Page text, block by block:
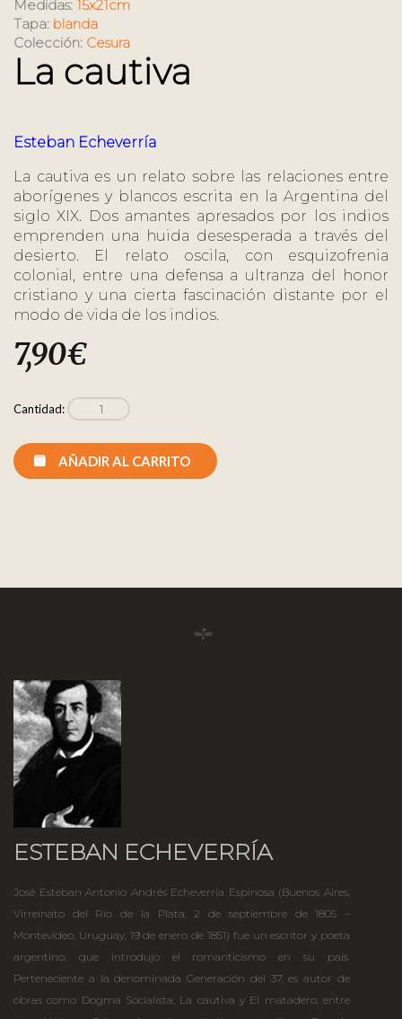
Medidas: 15x21cm
Tapa: blanda
Colección: Cesura
La cautiva
Esteban Echeverría
La cautiva es un relato sobre las relaciones entre
aborígenes y blancos escrita en la Argentina del
siglo XIX. Dos amantes apresados por los indios
emprenden una huida desesperada a través del
desierto. El relato oscila, con esquizofrenia
colonial, entre una defensa a ultranza del honor
cristiano y una cierta fascinación distante por el
modo de vida de los indios.
7,90€
Cantidad:
AÑADIR AL CARRITO
ESTEBAN ECHEVERRÍA
José Esteban Antonio Andrés Echeverría Espinosa (Buenos Aires,
Virreinato del Río de la Plata, 2 de septiembre de 1805 –
Montevideo, Uruguay, 19 de enero de 1851) fue un escritor y poeta
argentino, que introdujo el romanticismo en su país.
Perteneciente a la denominada Generación del 37, es autor de
obras como Dogma Socialista, La cautiva y El matadero, entre